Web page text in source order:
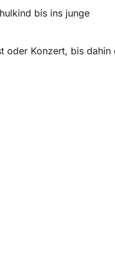
bis ins junge
oder Konzert, bis dahin